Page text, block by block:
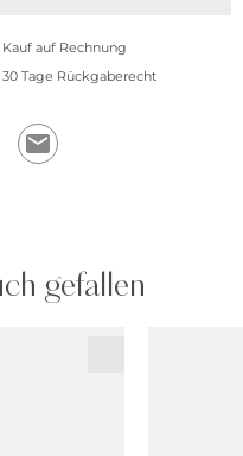
Kauf auf Rechnung
30 Tage Rückgaberecht
gefallen